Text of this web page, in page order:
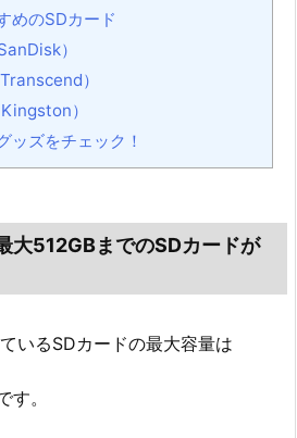
めのSDカード
）
）
）
ズをチェック！
大512GBまでのSDカードが
いるSDカードの最大容量は
す。